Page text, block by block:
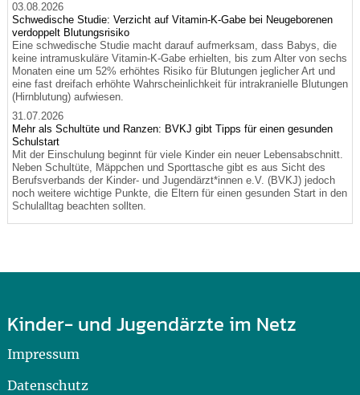
03.08.2026
Schwedische Studie: Verzicht auf Vitamin-K-Gabe bei Neugeborenen
verdoppelt Blutungsrisiko
Eine schwedische Studie macht darauf aufmerksam, dass Babys, die
keine intramuskuläre Vitamin-K-Gabe erhielten, bis zum Alter von sechs
Monaten eine um 52% erhöhtes Risiko für Blutungen jeglicher Art und
eine fast dreifach erhöhte Wahrscheinlichkeit für intrakranielle Blutungen
(Hirnblutung) aufwiesen.
31.07.2026
Mehr als Schultüte und Ranzen: BVKJ gibt Tipps für einen gesunden
Schulstart
Mit der Einschulung beginnt für viele Kinder ein neuer Lebensabschnitt.
Neben Schultüte, Mäppchen und Sporttasche gibt es aus Sicht des
Berufsverbands der Kinder- und Jugendärzt*innen e.V. (BVKJ) jedoch
noch weitere wichtige Punkte, die Eltern für einen gesunden Start in den
Schulalltag beachten sollten.
Kinder- und Jugendärzte im Netz
Impressum
Datenschutz